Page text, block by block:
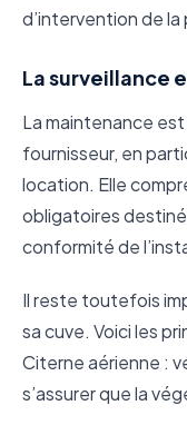
d’intervention de la
La surveillance
La maintenance
fournisseur, en
location. Elle
obligatoires
conformité de
Il reste toutefois
sa cuve. Voici les
Citerne aérienne :
s’assurer que la